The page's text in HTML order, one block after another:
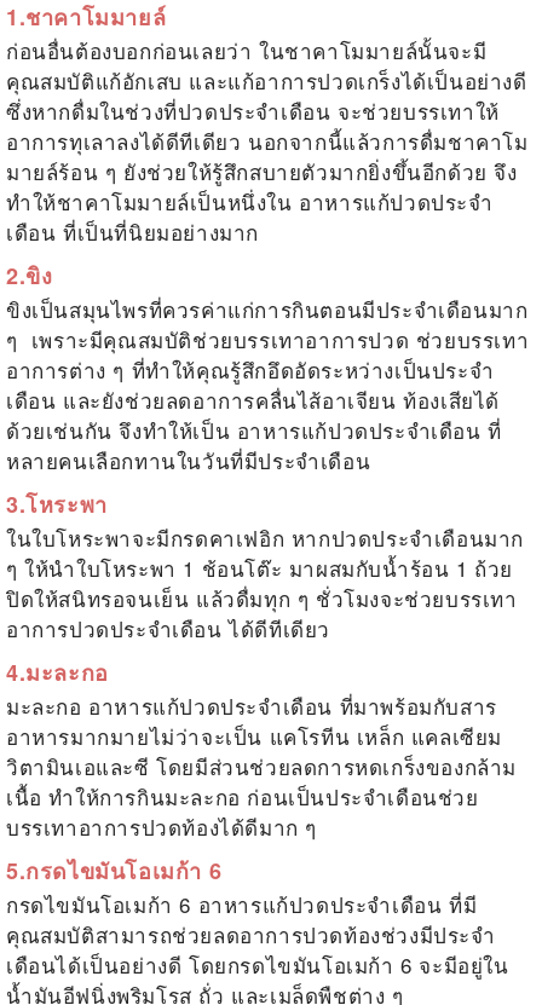
1.ชาคาโมมายล์
ก่อนอื่นต้องบอกก่อนเลยว่า ในชาคาโมมายล์นั้นจะมี
คุณสมบัติแก้อักเสบ และแก้อาการปวดเกร็งได้เป็นอย่างดี
ซึ่งหากดื่มในช่วงที่ปวดประจำเดือน จะช่วยบรรเทาให้
อาการทุเลาลงได้ดีทีเดียว นอกจากนี้แล้วการดื่มชาคาโม
มายล์ร้อน ๆ ยังช่วยให้รู้สึกสบายตัวมากยิ่งขึ้นอีกด้วย จึง
ทำให้ชาคาโมมายล์เป็นหนึ่งใน อาหารแก้ปวดประจำ
เดือน ที่เป็นที่นิยมอย่างมาก
2.ขิง
ขิงเป็นสมุนไพรที่ควรค่าแก่การกินตอนมีประจำเดือนมาก
ๆ เพราะมีคุณสมบัติช่วยบรรเทาอาการปวด ช่วยบรรเทา
อาการต่าง ๆ ที่ทำให้คุณรู้สึกอึดอัดระหว่างเป็นประจำ
เดือน และยังช่วยลดอาการคลื่นไส้อาเจียน ท้องเสียได้
ด้วยเช่นกัน จึงทำให้เป็น อาหารแก้ปวดประจำเดือนที่
หลายคนเลือกทานในวันที่มีประจำเดือน
3.โหระพา
ในใบโหระพาจะมีกรดคาเฟอิก หากปวดประจำเดือนมาก
ๆ ให้นำใบโหระพา 1 ช้อนโต๊ะ มาผสมกับน้ำร้อน 1 ถ้วย
ปิดให้สนิทรอจนเย็น แล้วดื่มทุก ๆ ชั่วโมงจะช่วยบรรเทา
อาการปวดประจำเดือน ได้ดีทีเดียว
4.มะละกอ
มะละกอ อาหารแก้ปวดประจำเดือน ที่มาพร้อมกับสาร
อาหารมากมายไม่ว่าจะเป็น แคโรทีน เหล็ก แคลเซียม
วิตามินเอและซี โดยมีส่วนช่วยลดการหดเกร็งของกล้าม
เนื้อ ทำให้การกินมะละกอ ก่อนเป็นประจำเดือนช่วย
บรรเทาอาการปวดท้องได้ดีมาก ๆ
5.กรดไขมันโอเมก้า 6
กรดไขมันโอเมก้า 6 อาหารแก้ปวดประจำเดือนที่มี
คุณสมบัติสามารถช่วยลดอาการปวดท้องช่วงมีประจำ
เดือนได้เป็นอย่างดี โดยกรดไขมันโอเมก้า 6 จะมีอยู่ใน
น้ำมันอีฟนิ่งพริมโรส ถั่ว และเมล็ดพืชต่าง ๆ